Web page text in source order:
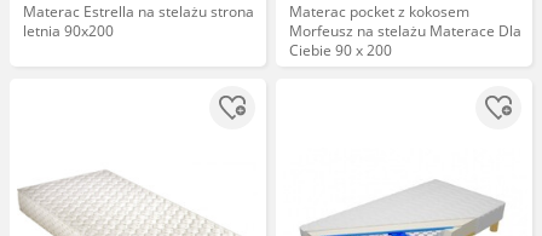
Materac Estrella na stelażu strona
letnia 90x200
Materac pocket z kokosem
Morfeusz na stelażu Materace Dla
Ciebie 90 x 200